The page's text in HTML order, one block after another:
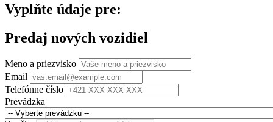
Vyplňte údaje pre:
Predaj nových vozidiel
Meno a priezvisko
Email
Telefónne číslo
Prevádzka